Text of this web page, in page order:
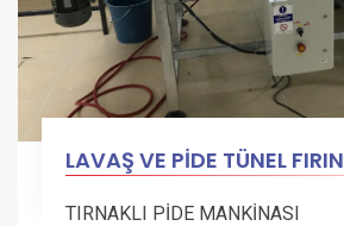
LAVAŞ VE PİDE TÜNEL FIRIN
TIRNAKLI PİDE MANKİNASI